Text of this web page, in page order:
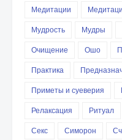
Медитации
Мудрость
Мудры
Очищение
Ошо
Практика
Приметы и суеверия
Релаксация
Ритуал
Секс
Симорон